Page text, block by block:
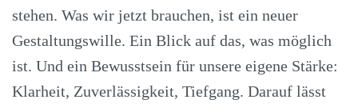
stehen. Was wir jetzt brauchen, ist ein neuer
Gestaltungswille. Ein Blick auf das, was möglich
ist. Und ein Bewusstsein für unsere eigene Stärke:
Klarheit, Zuverlässigkeit, Tiefgang. Darauf lässt